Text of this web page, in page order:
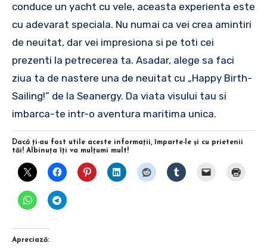
conduce un yacht cu vele, aceasta experienta este
cu adevarat speciala. Nu numai ca vei crea amintiri
de neuitat, dar vei impresiona si pe toti cei
prezenti la petrecerea ta. Asadar, alege sa faci
ziua ta de nastere una de neuitat cu „Happy Birth-
Sailing!” de la Seanergy. Da viata visului tau si
imbarca-te intr-o aventura maritima unica.
Dacă ţi-au fost utile aceste informaţii, împarte-le şi cu prietenii
tăi! Albinuţa îţi va mulţumi mult!
Apreciază: